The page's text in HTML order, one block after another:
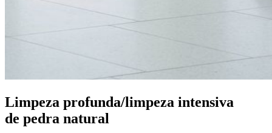
Limpeza profunda/limpeza intensiva
de pedra natural